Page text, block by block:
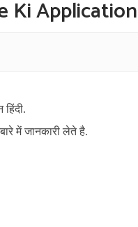
Ki Application
में जानकारी लेते है.